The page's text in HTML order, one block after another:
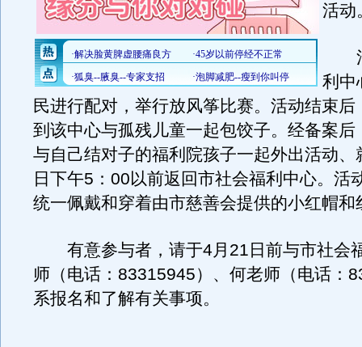
活动
活
利中
民进行配对，举行放风筝比赛。活动结束后
到该中心与孤残儿童一起包饺子。经备案后
与自己结对子的福利院孩子一起外出活动、
日下午5：00以前返回市社会福利中心。活
统一佩戴和穿着由市慈善会提供的小红帽和
有意参与者，请于4月21日前与市社会
师（电话：83315945）、何老师（电话：
系报名和了解有关事项。